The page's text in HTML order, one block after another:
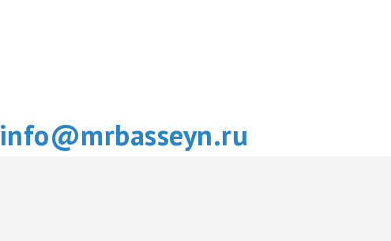
info@mrbasseyn.ru